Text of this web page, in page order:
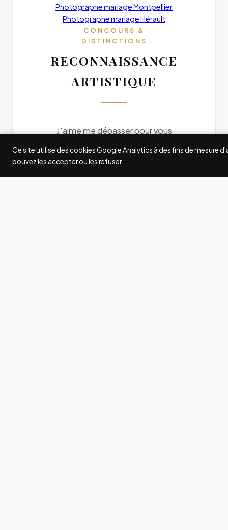
Photographe mariage Montpellier
Photographe mariage Hérault
CONCOURS &
DISTINCTIONS
RECONNAISSANCE
ARTISTIQUE
J'aime me dépasser pour vous
offrir des photos originales. Je
participe à quelques grands
concours internationaux de
Ce site utilise des cookies Google Analytics à des fins de mesure
pouvez les accepter ou les refuser.